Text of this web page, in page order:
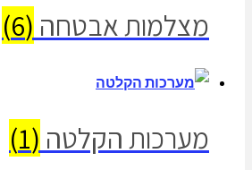
מצלמות אבטחה (6)
מערכות הקלטה (1)